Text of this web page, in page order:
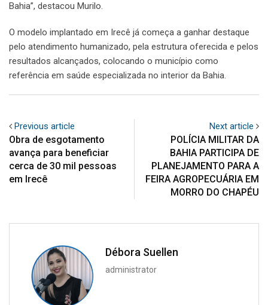
Bahia”, destacou Murilo.
O modelo implantado em Irecê já começa a ganhar destaque
pelo atendimento humanizado, pela estrutura oferecida e pelos
resultados alcançados, colocando o município como
referência em saúde especializada no interior da Bahia.
Previous article
Obra de esgotamento
avança para beneficiar
cerca de 30 mil pessoas
em Irecê
Next article
POLÍCIA MILITAR DA
BAHIA PARTICIPA DE
PLANEJAMENTO PARA A
FEIRA AGROPECUÁRIA EM
MORRO DO CHAPÉU
Débora Suellen
administrator